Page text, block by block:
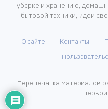
уборке и хранению,
бытовой техники, идеи
О сайте Контакты
Перепечатка материалов